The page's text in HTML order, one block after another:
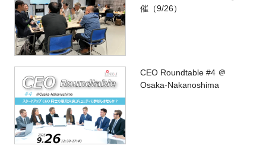
催（9/26）
CEO Roundtable #4 ＠
Osaka-Nakanoshima